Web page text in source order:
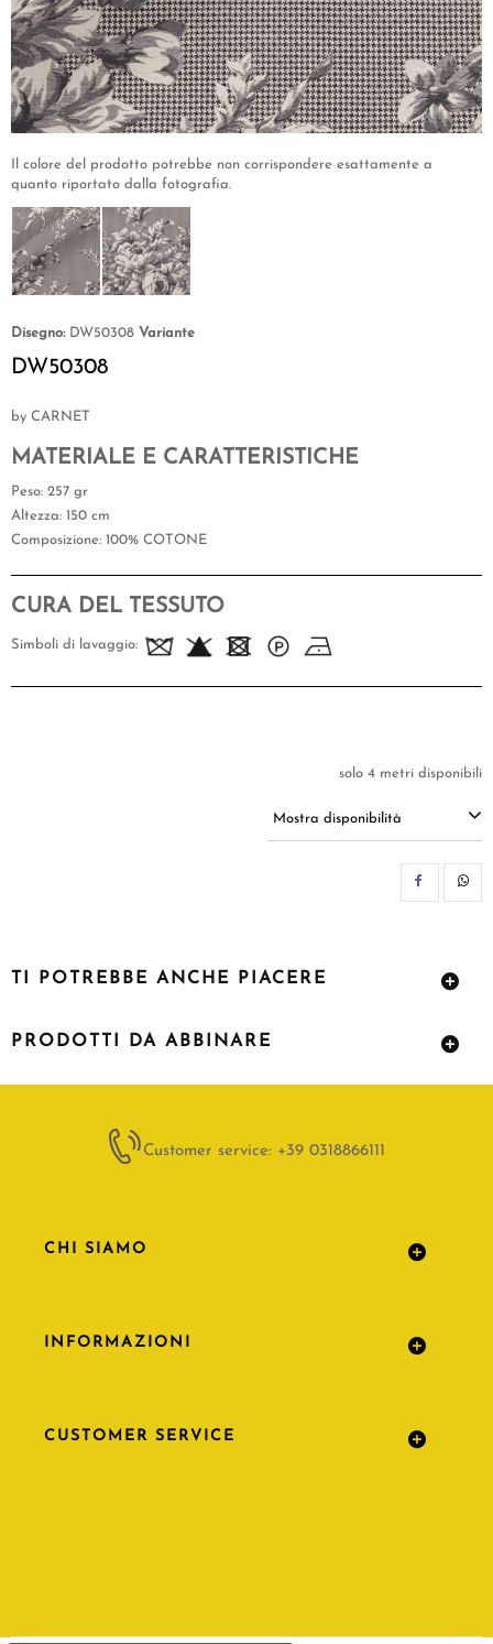
Il colore del prodotto potrebbe non corrispondere esattamente a
quanto riportato dalla fotografia.
Disegno: DW50308 Variante
DW50308
by CARNET
MATERIALE E CARATTERISTICHE
Peso: 257 gr
Altezza: 150 cm
Composizione: 100% COTONE
CURA DEL TESSUTO
Simboli di lavaggio:
solo 4 metri disponibili
Mostra disponibilità
TI POTREBBE ANCHE PIACERE
PRODOTTI DA ABBINARE
Customer service: +39 0318866111
CHI SIAMO
INFORMAZIONI
CUSTOMER SERVICE